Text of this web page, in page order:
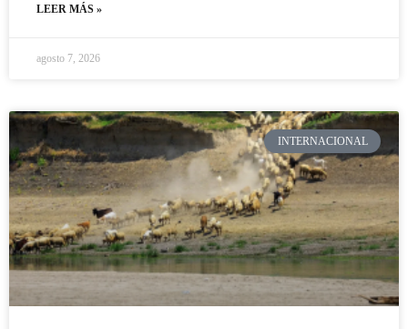
LEER MÁS »
agosto 7, 2026
INTERNACIONAL